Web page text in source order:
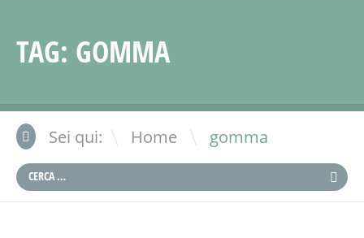
TAG: GOMMA
Sei qui: Home \ gomma